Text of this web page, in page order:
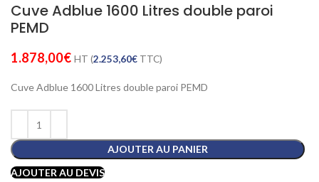
Cuve Adblue 1600 Litres double paroi
PEMD
1.878,00€ HT (2.253,60€ TTC)
Cuve Adblue 1600 Litres double paroi PEMD
AJOUTER AU PANIER
AJOUTER AU DEVIS